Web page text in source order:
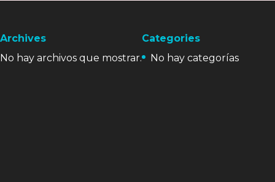
Archives
No hay archivos que mostrar.
Categories
No hay categorías